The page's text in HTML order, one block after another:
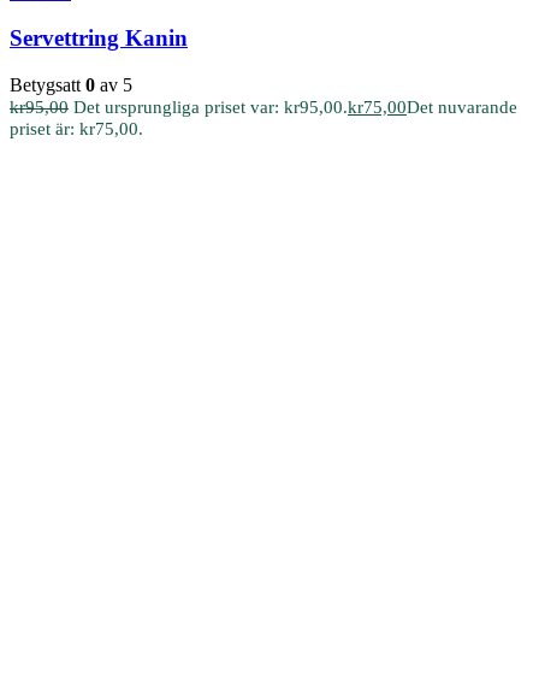
Servettring Kanin
Betygsatt 0 av 5
kr95,00 Det ursprungliga priset var: kr95,00.kr75,00Det nuvarande
priset är: kr75,00.